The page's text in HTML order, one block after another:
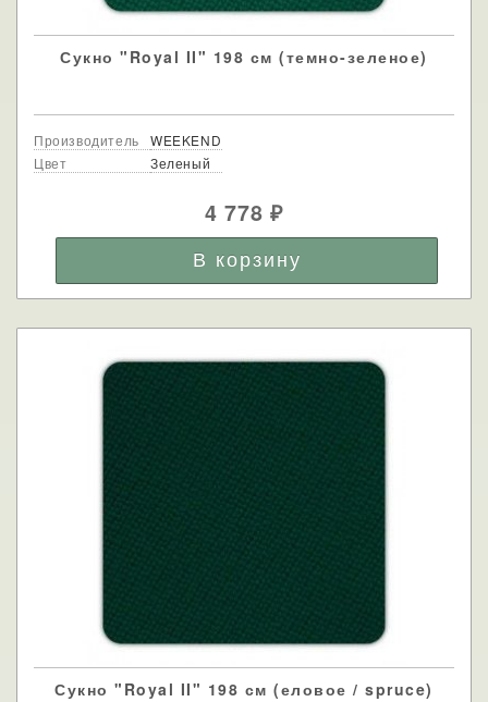
Сукно "Royal II" 198 см (темно-зеленое)
Производитель
WEEKEND
Цвет
Зеленый
4 778₽
Сукно "Royal II" 198 см (еловое / spruce)